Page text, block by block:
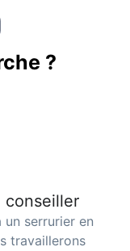
?
conseiller
serrurier en
travaillerons